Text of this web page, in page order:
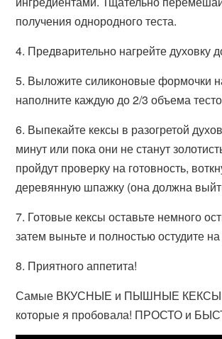
получения однородного теста.
4. Предварительно нагрейте духовку
5. Выложите силиконовые формочки
наполните каждую до 2/3 объема
6. Выпекайте кексы в разогретой
минут или пока они не станут
пройдут проверку на готовность,
деревянную шпажку (она должна
7. Готовые кексы оставьте немного
затем выньте и полностью остудите
8. Приятного аппетита!
Самые ВКУСНЫЕ и ПЫШНЫЕ КЕКСЫ
которые я пробовала! ПРОСТО и